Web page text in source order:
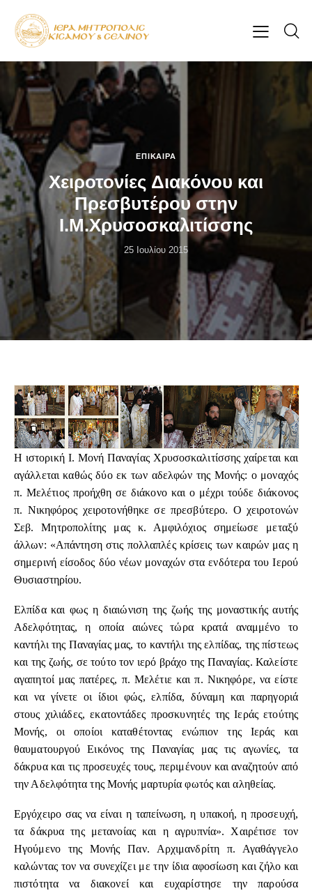
ΕΠΊΚΑΙΡΑ
Χειροτονίες Διακόνου και
Πρεσβυτέρου στην
Ι.Μ.Χρυσοσκαλιτίσσης
25 Ιουλίου 2015
Η ιστορική Ι. Μονή Παναγίας Χρυσοσκαλιτίσσης χαίρεται και
αγάλλεται καθώς δύο εκ των αδελφών της Μονής: ο μοναχός
π. Μελέτιος προήχθη σε διάκονο και ο μέχρι τούδε διάκονος
π. Νικηφόρος χειροτονήθηκε σε πρεσβύτερο. Ο χειροτονών
Σεβ. Μητροπολίτης μας κ. Αμφιλόχιος σημείωσε μεταξύ
άλλων: «Απάντηση στις πολλαπλές κρίσεις των καιρών μας η
σημερινή είσοδος δύο νέων μοναχών στα ενδότερα του Ιερού
Θυσιαστηρίου.
Ελπίδα και φως η διαιώνιση της ζωής της μοναστικής αυτής
Αδελφότητας, η οποία αιώνες τώρα κρατά αναμμένο το
καντήλι της Παναγίας μας, το καντήλι της ελπίδας, της πίστεως
και της ζωής, σε τούτο τον ιερό βράχο της Παναγίας. Καλείστε
αγαπητοί μας πατέρες, π. Μελέτιε και π. Νικηφόρε, να είστε
και να γίνετε οι ίδιοι φώς, ελπίδα, δύναμη και παρηγοριά
στους χιλιάδες, εκατοντάδες προσκυνητές της Ιεράς ετούτης
Μονής, οι οποίοι καταθέτοντας ενώπιον της Ιεράς και
θαυματουργού Εικόνος της Παναγίας μας τις αγωνίες, τα
δάκρυα και τις προσευχές τους, περιμένουν και αναζητούν από
την Αδελφότητα της Μονής μαρτυρία φωτός και αληθείας.
Εργόχειρο σας να είναι η ταπείνωση, η υπακοή, η προσευχή,
τα δάκρυα της μετανοίας και η αγρυπνία». Χαιρέτισε τον
Ηγούμενο της Μονής Παν. Αρχιμανδρίτη π. Αγαθάγγελο
καλώντας τον να συνεχίζει με την ίδια αφοσίωση και ζήλο και
πιστότητα να διακονεί και ευχαρίστησε την παρούσα